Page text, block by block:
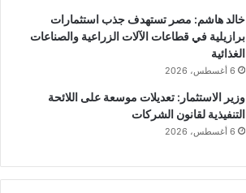
خالد هاشم: مصر تستهدف جذب استثمارات
برازيلية في قطاعات الآلات الزراعية والصناعات
الغذائية
6 أغسطس، 2026
وزير الاستثمار: تعديلات موسعة على اللائحة
التنفيذية لقانون الشركات
6 أغسطس، 2026